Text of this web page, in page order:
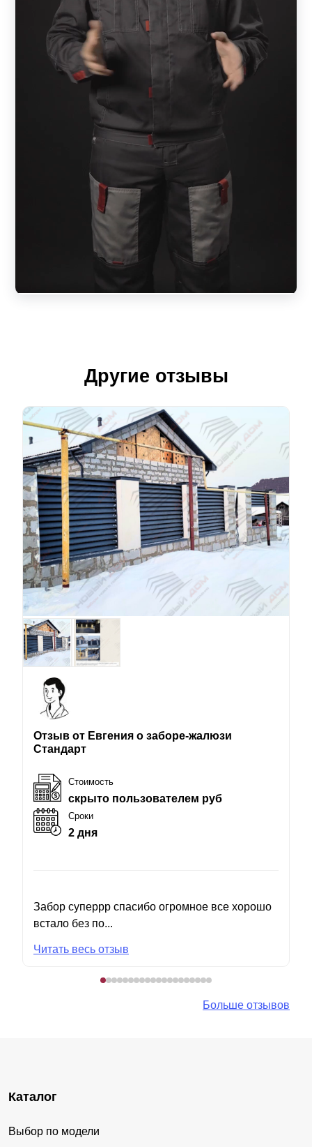
Другие отзывы
Отзыв от Евгения о заборе-жалюзи
Стандарт
Стоимость
скрыто пользователем руб
Сроки
2 дня
Забор суперрр спасибо огромное все хорошо
встало без по...
Читать весь отзыв
Больше отзывов
Каталог
Выбор по модели